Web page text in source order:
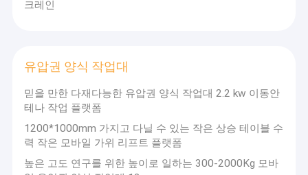
크레인
유압권 양식 작업대
믿을 만한 다재다능한 유압권 양식 작업대 2.2 kw 이동안
테나 작업 플랫폼
1200*1000mm 가지고 다닐 수 있는 작은 상승 테이블 수
력 작은 모바일 가위 리프트 플랫폼
높은 고도 연구를 위한 높이로 일하는 300-2000Kg 모바